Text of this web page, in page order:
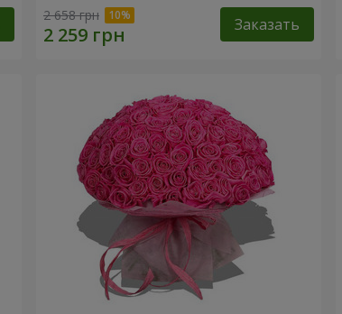
2 658 грн Заказать